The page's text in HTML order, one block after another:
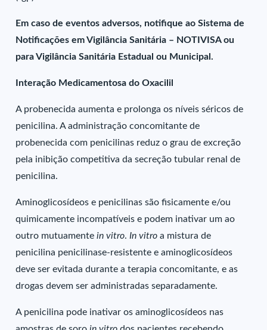
Em caso de eventos adversos, notifique ao Sistema de
Notificações em Vigilância Sanitária – NOTIVISA ou
para Vigilância Sanitária Estadual ou Municipal.
Interação Medicamentosa do Oxacilil
A probenecida aumenta e prolonga os níveis séricos de
penicilina. A administração concomitante de
probenecida com penicilinas reduz o grau de excreção
pela inibição competitiva da secreção tubular renal de
penicilina.
Aminoglicosídeos e penicilinas são fisicamente e/ou
quimicamente incompatíveis e podem inativar um ao
outro mutuamente in vitro. In vitroa mistura de
penicilina penicilinase-resistente e aminoglicosídeos
deve ser evitada durante a terapia concomitante, e as
drogas devem ser administradas separadamente.
A penicilina pode inativar os aminoglicosídeos nas